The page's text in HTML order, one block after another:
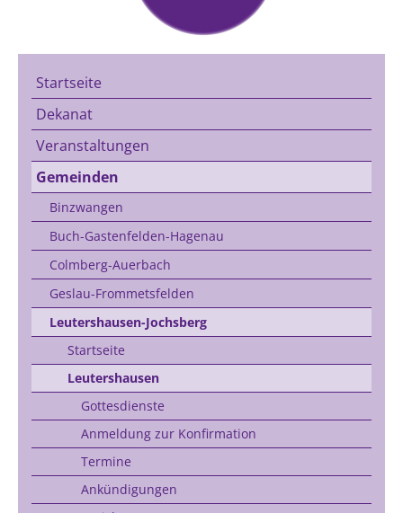
Startseite
Dekanat
Veranstaltungen
Gemeinden
Binzwangen
Buch-Gastenfelden-Hagenau
Colmberg-Auerbach
Geslau-Frommetsfelden
Leutershausen-Jochsberg
Startseite
Leutershausen
Gottesdienste
Anmeldung zur Konfirmation
Termine
Ankündigungen